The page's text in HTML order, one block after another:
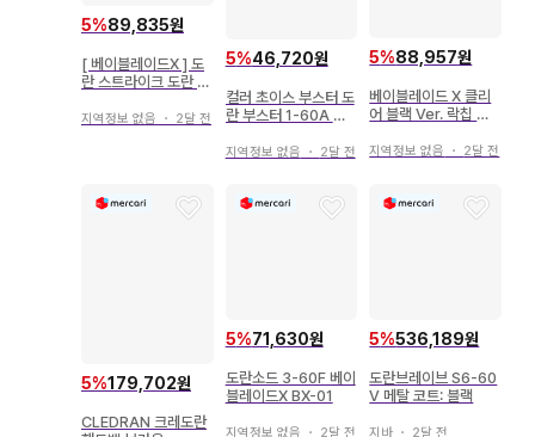
5%89,835원
[ 베이블레이드X ] 도
란 스트라이크 도란 대
지역정보 없음 ・ 2달 전
5%46,720원
컬러 초이스 부스터 도
란 부스터 1-60A 시
지역정보 없음 ・ 2달 전
5%88,957원
베이블레이드 X 클리
어 블랙 Ver. 락칩 도
지역정보 없음 ・ 2달 전
5%179,702원
CLEDRAN 크레도란
5%71,630원
도란소드 3-60F 베이
블레이드X BX-01
지역정보 없음 ・ 2달 전
5%536,189원
도란브레이브 S6-60
V 메탈 코트: 블랙
지바 ・ 2달 전